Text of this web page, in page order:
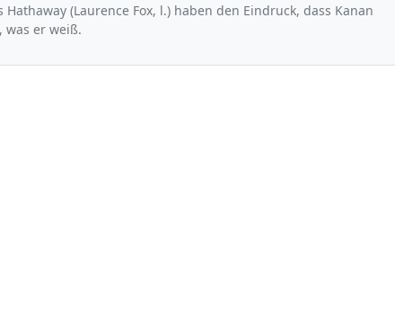
Hathaway (Laurence Fox, l.) haben den Eindruck, dass Kanan
was er weiß.